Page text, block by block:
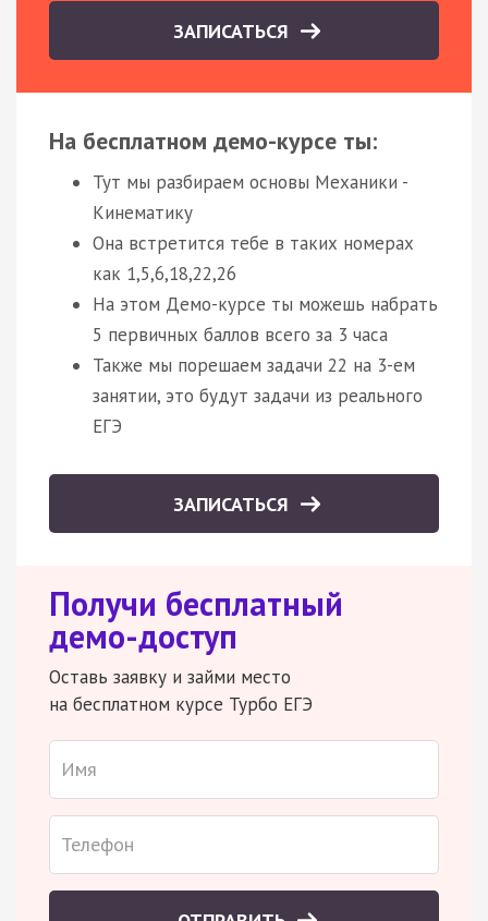
ЗАПИСАТЬСЯ
На бесплатном демо-курсе ты:
Тут мы разбираем основы Механики -
Кинематику
Она встретится тебе в таких номерах
как 1,5,6,18,22,26
На этом Демо-курсе ты можешь набрать
5 первичных баллов всего за 3 часа
Также мы порешаем задачи 22 на 3-ем
занятии, это будут задачи из реального
ЕГЭ
ЗАПИСАТЬСЯ
Получи бесплатный
демо-доступ
Оставь заявку и займи место
на бесплатном курсе Турбо ЕГЭ